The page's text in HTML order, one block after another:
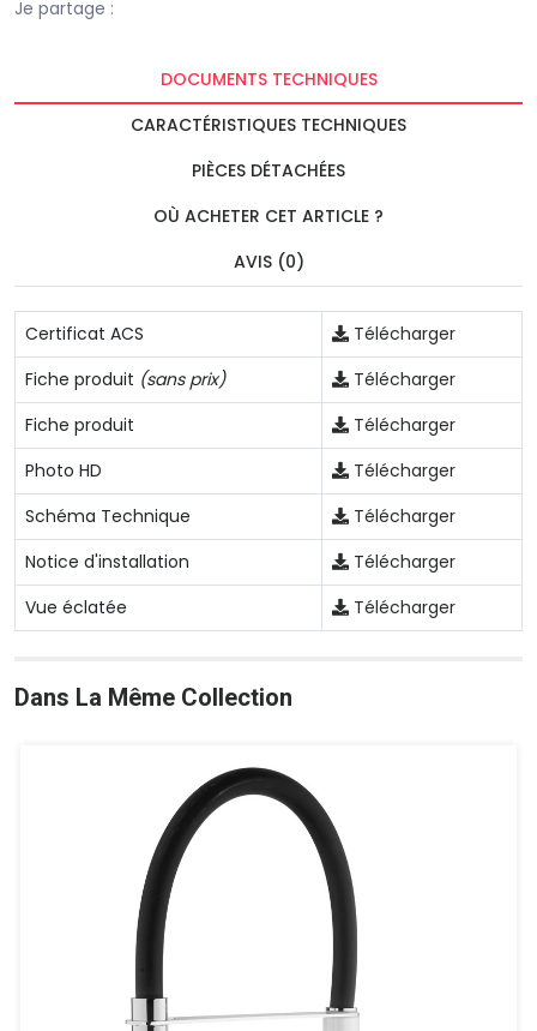
Je partage :
DOCUMENTS TECHNIQUES
CARACTÉRISTIQUES TECHNIQUES
PIÈCES DÉTACHÉES
OÙ ACHETER CET ARTICLE ?
AVIS (0)
Certificat ACS
Télécharger
Fiche produit (sans prix)
Télécharger
Fiche produit
Télécharger
Photo HD
Télécharger
Schéma Technique
Télécharger
Notice d'installation
Télécharger
Vue éclatée
Télécharger
Dans La Même Collection